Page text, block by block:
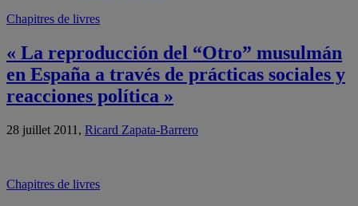
Chapitres de livres
« La reproducción del “Otro” musulmán
en España a través de prácticas sociales y
reacciones política »
28 juillet 2011, Ricard Zapata-Barrero
Chapitres de livres